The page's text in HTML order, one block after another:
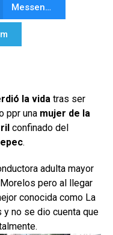
Messenger
la vida tras ser
ppr una mujer de la
confinado del
.
adulta mayor
pero al llegar
conocida como La
no se dio cuenta que